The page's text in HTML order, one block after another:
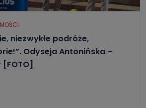
niezwykłe podróże,
Odyseja Antonińska –